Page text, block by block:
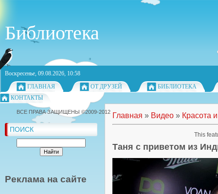
Библиотека
Воскресенье, 09.08.2026, 10:58
ГЛАВНАЯ
ОТ ДРУЗЕЙ
БИБЛИОТЕКА
КОНТАКТЫ
ПОИСК
Реклама на сайте
Главная » Видео » Красота
Таня с приветом из
ВСЕ ПРАВА ЗАЩИЩЕНЫ ©2009-2012
This